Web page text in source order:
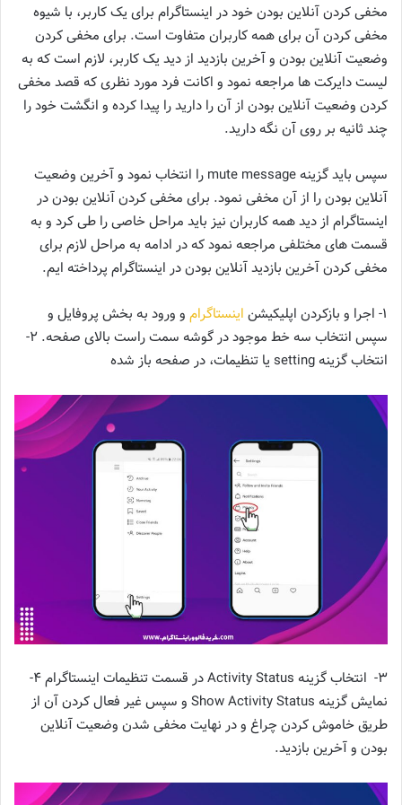
مخفی کردن آنلاین بودن خود در اینستاگرام برای یک کاربر، با شیوه
مخفی کردن آن برای همه کاربران متفاوت است. برای مخفی کردن
وضعیت آنلاین بودن و آخرین بازدید از دید یک کاربر، لازم است که به
لیست دایرکت‌ ها مراجعه نمود و اکانت فرد مورد نظری که قصد مخفی
کردن وضعیت آنلاین بودن از آن را دارید را پیدا کرده و انگشت خود را
چند ثانیه بر روی آن نگه دارید.
سپس باید گزینه mute message را انتخاب نمود و آخرین وضعیت
آنلاین بودن را از آن مخفی نمود. برای مخفی کردن آنلاین بودن در
اینستاگرام از دید همه کاربران نیز باید مراحل خاصی را طی کرد و به
قسمت‌ های مختلفی مراجعه نمود که در ادامه به مراحل لازم برای
مخفی کردن آخرین بازدید آنلاین بودن در اینستاگرام پرداخته ایم.
1- اجرا و بازکردن اپلیکیشن اینستاگرام و ورود به بخش پروفایل و
سپس انتخاب سه خط موجود در گوشه سمت راست بالای صفحه. 2-
انتخاب گزینه setting یا تنظیمات، در صفحه باز شده
3- انتخاب گزینه Activity Status در قسمت تنظیمات اینستاگرام 4-
نمایش گزینه Show Activity Status و سپس غیر فعال کردن آن از
طریق خاموش کردن چراغ و در نهایت مخفی شدن وضعیت آنلاین
بودن و آخرین بازدید.